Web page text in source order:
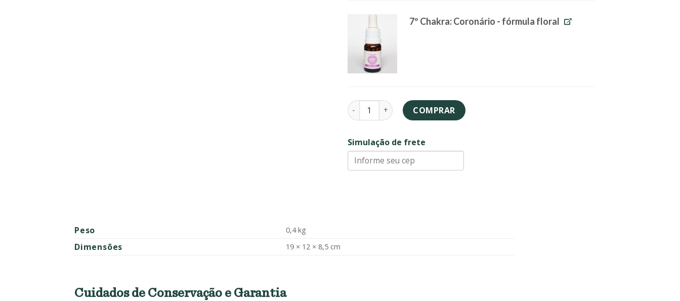
7º Chakra: Coronário - fórmula floral
Kit Chakras quantidadeCOMPRAR
Simulação de frete
Peso 0,4 kg
Dimensões 19 × 12 × 8,5 cm
Cuidados de Conservação e Garantia